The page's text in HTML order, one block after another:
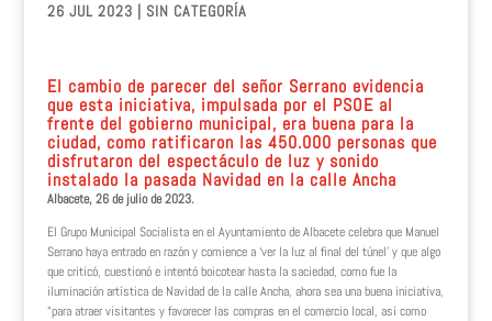
26 JUL 2023 | SIN CATEGORÍA
El cambio de parecer del señor Serrano evidencia
que esta iniciativa, impulsada por el PSOE al
frente del gobierno municipal, era buena para la
ciudad, como ratificaron las 450.000 personas que
disfrutaron del espectáculo de luz y sonido
instalado la pasada Navidad en la calle Ancha
Albacete, 26 de julio de 2023.
El Grupo Municipal Socialista en el Ayuntamiento de Albacete celebra que Manuel
Serrano haya entrado en razón y comience a ‘ver la luz al final del túnel’ y que algo
que criticó, cuestionó e intentó boicotear hasta la saciedad, como fue la
iluminación artística de Navidad de la calle Ancha, ahora sea una buena iniciativa,
“para atraer visitantes y favorecer las compras en el comercio local, así como